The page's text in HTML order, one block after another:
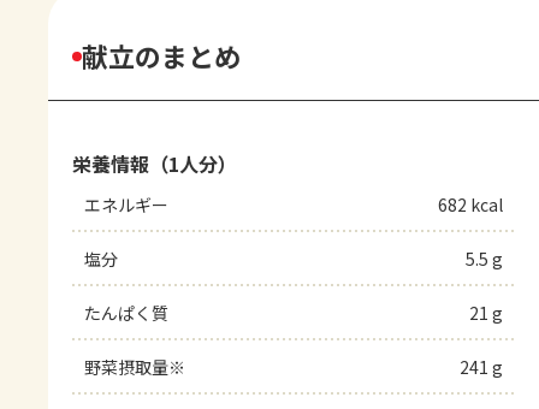
献立のまとめ
栄養情報（1人分）
エネルギー 682 kcal
塩分 5.5 g
たんぱく質 21 g
野菜摂取量※ 241 g